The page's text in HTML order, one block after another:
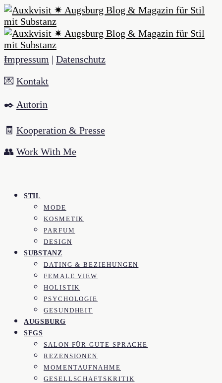
Impressum | Datenschutz
💌 Kontakt
✒️ Autorin
🧾 Kooperation & Presse
👥 Work With Me
STIL
MODE
KOSMETIK
PARFUM
DESIGN
SUBSTANZ
DATING & BEZIEHUNGEN
FEMALE VIEW
HOLISTIK
PSYCHOLOGIE
GESUNDHEIT
AUGSBURG
SFGS
SALON FÜR GUTE SPRACHE
REZENSIONEN
MOMENTAUFNAHME
GESELLSCHAFTSKRITIK